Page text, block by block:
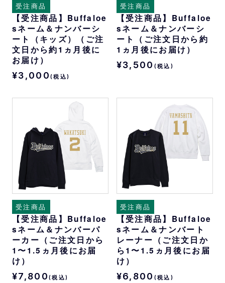
受注商品
【受注商品】Buffaloe
sネーム＆ナンバーシ
ート（キッズ）（ご注
文日から約1ヵ月後に
お届け）
¥3,000 (税込)
受注商品
【受注商品】Buffaloe
sネーム＆ナンバーシ
ート（ご注文日から約
1ヵ月後にお届け）
¥3,500 (税込)
受注商品
【受注商品】Buffaloe
sネーム＆ナンバーパ
ーカー（ご注文日から
1〜1.5ヵ月後にお届
け）
¥7,800 (税込)
受注商品
【受注商品】Buffaloe
sネーム＆ナンバート
レーナー（ご注文日か
ら1〜1.5ヵ月後にお届
け）
¥6,800 (税込)